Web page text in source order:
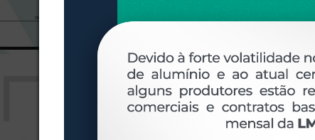
Disponibilidade:
OVERVIEW
Perfil extrudado de
Ver